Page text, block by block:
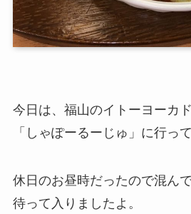
今日は、福山のイトーヨーカ
「しゃぽーるーじゅ」に行っ
休日のお昼時だったので混ん
待って入りましたよ。